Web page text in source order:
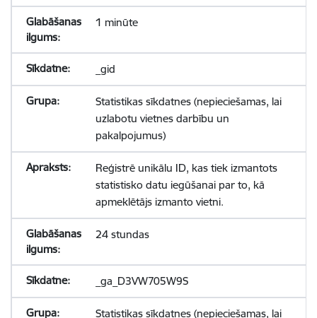
1 minūte
_gid
Statistikas sīkdatnes (nepieciešamas, lai
uzlabotu vietnes darbību un
pakalpojumus)
Reģistrē unikālu ID, kas tiek izmantots
statistisko datu iegūšanai par to, kā
apmeklētājs izmanto vietni.
24 stundas
_ga_D3VW705W9S
Statistikas sīkdatnes (nepieciešamas, lai